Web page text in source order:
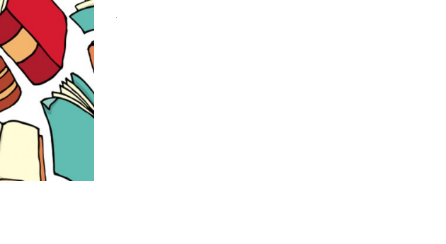
.